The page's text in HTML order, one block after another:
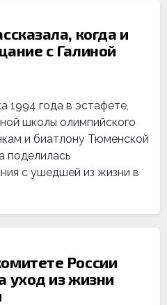
когда и
с Галиной
1994 года в эстафете,
школы олимпийского
и биатлону Тюменской
поделилась
с ушедшей из жизни в
России
уход из жизни